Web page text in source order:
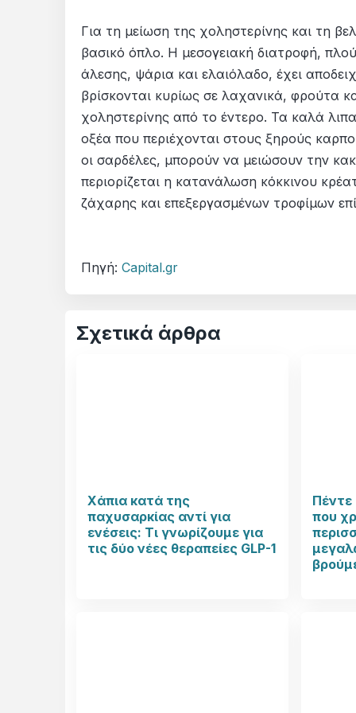
Για τη μείωση της χοληστερίνης και τη
βασικό όπλο. Η μεσογειακή διατροφή,
άλεσης, ψάρια και ελαιόλαδο, έχει
βρίσκονται κυρίως σε λαχανικά, φρούτα
χοληστερίνης από το έντερο. Τα καλά
οξέα που περιέχονται στους ξηρούς
οι σαρδέλες, μπορούν να μειώσουν την
περιορίζεται η κατανάλωση κόκκινου
ζάχαρης και επεξεργασμένων τροφίμων
Πηγή: Capital.gr
Σχετικά άρθρα
Χάπια κατά της
παχυσαρκίας αντί για
ενέσεις: Τι γνωρίζουμε για
τις δύο νέες θεραπείες GLP-1
Πέντε
που